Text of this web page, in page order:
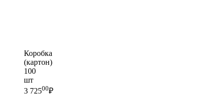
Коробка
(картон)
100
шт
3 72500₽